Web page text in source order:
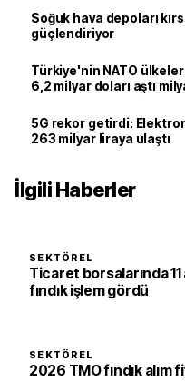
Soğuk hava depoları
güçlendiriyor
Türkiye'nin NATO
6,2 milyar doları aştı
5G rekor getirdi:
263 milyar liraya ulaştı
İlgili Haberler
SEKTÖREL
Ticaret borsalarında
fındık işlem gördü
SEKTÖREL
2026 TMO fındık alım